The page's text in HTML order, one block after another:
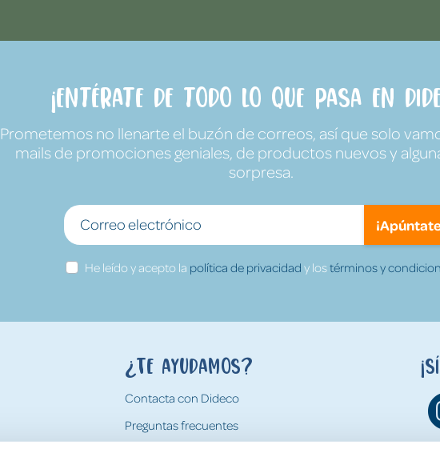
¡Entérate de todo lo que pasa en
Prometemos no llenarte el buzón de correos, así que solo
mails de promociones geniales, de productos nuevos y
sorpresa.
He leído y acepto la política de privacidad y lostérminos y
¿Te ayudamos?
Contacta con Dideco
Preguntas frecuentes